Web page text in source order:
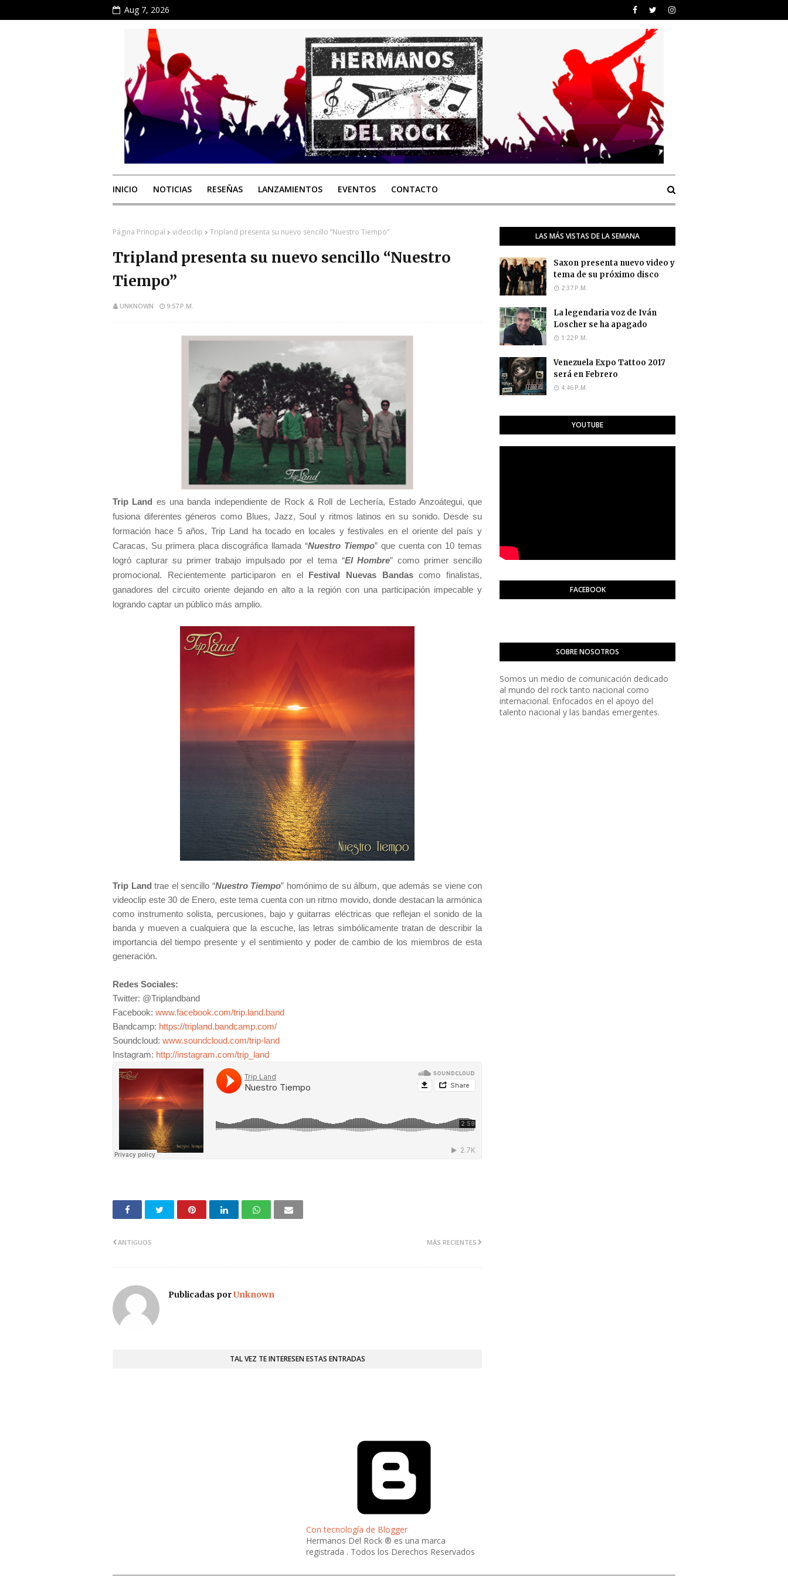
Aug 7, 2026
INICIO NOTICIAS RESEÑAS LANZAMIENTOS EVENTOS CONTACTO
Página Principal videoclip Tripland presenta su nuevo sencillo “Nuestro Tiempo”
Tripland presenta su nuevo sencillo “Nuestro
Tiempo”
UNKNOWN 9:57 P.M.
Trip Land es una banda independiente de Rock & Roll de Lechería, Estado Anzoátegui, que
fusiona diferentes géneros como Blues, Jazz, Soul y ritmos latinos en su sonido. Desde su
formación hace 5 años, Trip Land ha tocado en locales y festivales en el oriente del país y
Caracas, Su primera placa discográfica llamada “Nuestro Tiempo” que cuenta con 10 temas
logró capturar su primer trabajo impulsado por el tema “El Hombre” como primer sencillo
promocional. Recientemente participaron en el Festival Nuevas Bandascomo finalistas,
ganadores del circuito oriente dejando en alto a la región con una participación impecable y
logrando captar un público más amplio.
Trip Land trae el sencillo “Nuestro Tiempo” homónimo de su álbum, que además se viene con
videoclip este 30 de Enero, este tema cuenta con un ritmo movido, donde destacan la armónica
como instrumento solista, percusiones, bajo y guitarras eléctricas que reflejan el sonido de la
banda y mueven a cualquiera que la escuche, las letras simbólicamente tratan de describir la
importancia del tiempo presente y el sentimiento y poder de cambio de los miembros de esta
generación.
Redes Sociales:
Twitter: @Triplandband
Facebook: www.facebook.com/trip.land.band
Bandcamp: https://tripland.bandcamp.com/
Soundcloud: www.soundcloud.com/trip-land
Instagram: http://instagram.com/trip_land
MÁS RECIENTES
ANTIGUOS
Publicadas porUnknown
TAL VEZ TE INTERESEN ESTAS ENTRADAS
LAS MÁS VISTAS DE LA SEMANA
Saxon presenta nuevo video y
tema de su próximo disco
2:37 P.M.
La legendaria voz de Iván
Loscher se ha apagado
1:22 P.M.
Venezuela Expo Tattoo 2017
será en Febrero
4:46 P.M.
YOUTUBE
FACEBOOK
SOBRE NOSOTROS
Somos un medio de comunicación dedicado
al mundo del rock tanto nacional como
internacional. Enfocados en el apoyo del
talento nacional y las bandas emergentes.
Con tecnología de Blogger
Hermanos Del Rock ® es una marca
registrada . Todos los Derechos Reservados